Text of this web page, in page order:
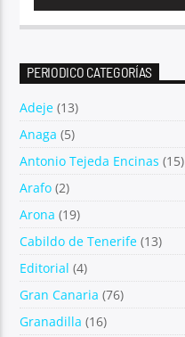
PERIODICO CATEGORÍAS
Adeje (13)
Anaga (5)
Antonio Tejeda Encinas (15)
Arafo (2)
Arona (19)
Cabildo de Tenerife (13)
Editorial (4)
Gran Canaria (76)
Granadilla (16)